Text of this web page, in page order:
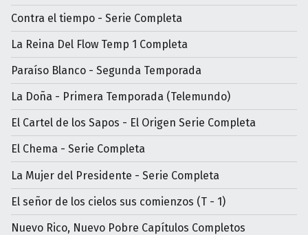
Contra el tiempo - Serie Completa
La Reina Del Flow Temp 1 Completa
Paraíso Blanco - Segunda Temporada
La Doña - Primera Temporada (Telemundo)
El Cartel de los Sapos - El Origen Serie Completa
El Chema - Serie Completa
La Mujer del Presidente - Serie Completa
El señor de los cielos sus comienzos (T - 1)
Nuevo Rico, Nuevo Pobre Capítulos Completos